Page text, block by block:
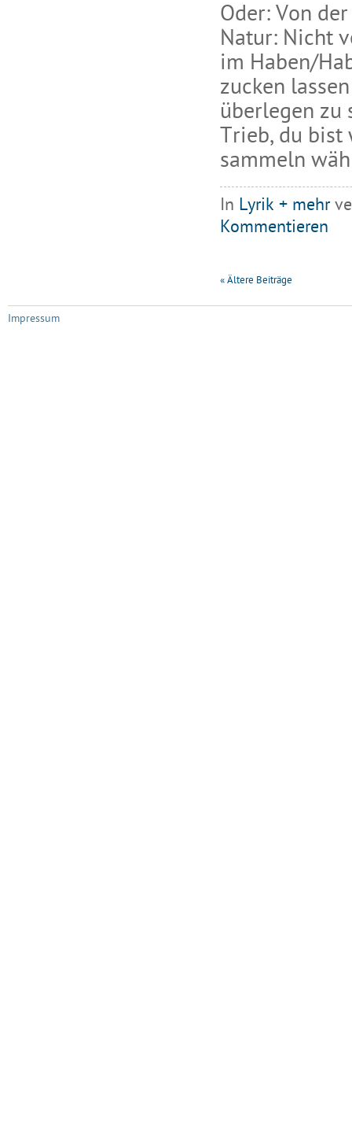
Oder: Von
Natur: Nicht
im Haben/
zucken
überlegen zu
Trieb, du bist
sammeln
In Lyrik + mehr
Kommentieren
«Ältere Beiträge
Impressum